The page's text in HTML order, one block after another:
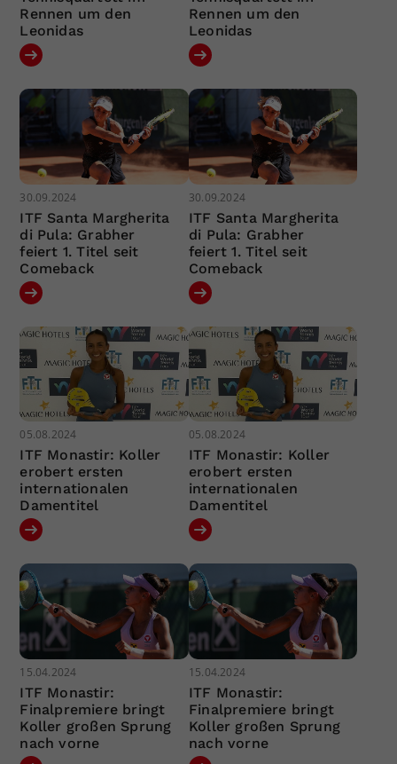
Rennen um den
Leonidas
Rennen um den
Leonidas
30.09.2024
ITF Santa Margherita
di Pula: Grabher
feiert 1. Titel seit
Comeback
30.09.2024
ITF Santa Margherita
di Pula: Grabher
feiert 1. Titel seit
Comeback
05.08.2024
ITF Monastir: Koller
erobert ersten
internationalen
Damentitel
05.08.2024
ITF Monastir: Koller
erobert ersten
internationalen
Damentitel
15.04.2024
ITF Monastir:
Finalpremiere bringt
Koller großen Sprung
nach vorne
15.04.2024
ITF Monastir:
Finalpremiere bringt
Koller großen Sprung
nach vorne